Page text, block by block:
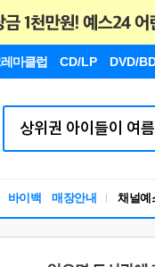
마클럽 CD/LP DVD/
바이백 매장안내 채널예